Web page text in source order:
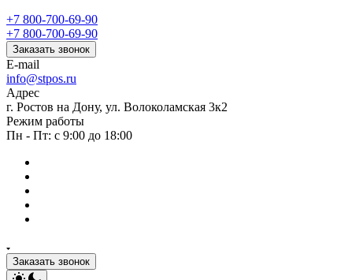
+7 800-700-69-90
+7 800-700-69-90
Заказать звонок
E-mail
info@stpos.ru
Адрес
г. Ростов на Дону, ул. Волоколамская 3к2
Режим работы
Пн - Пт: с 9:00 до 18:00
Заказать звонок